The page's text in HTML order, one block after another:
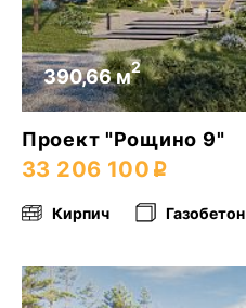
390,66 м2
Проект "Рощино 9"
33 206 100
Кирпич Газобетон